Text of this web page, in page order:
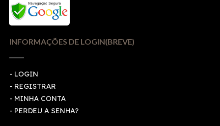
INFORMAÇÕES DE LOGIN(BREVE)
- LOGIN
- REGISTRAR
- MINHA CONTA
- PERDEU A SENHA?